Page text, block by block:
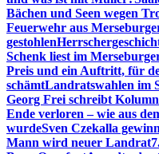
Bächen und Seen wegen
Feuerwehr aus
gestohlen
Schenk liest im
Preis und ein Auftritt, für
schämtLandratswahlen im
Georg Frei schreibt
Ende verloren – wie aus
wurdeSven Czekalla
Mann wird neuer Landrat